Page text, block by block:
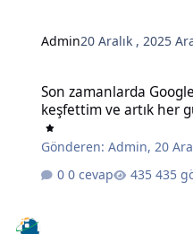
Admin20 Aralık , 2025
Son zamanlarda
keşfettim ve artık her
Gönderen:Admin,20
0 cevap
435